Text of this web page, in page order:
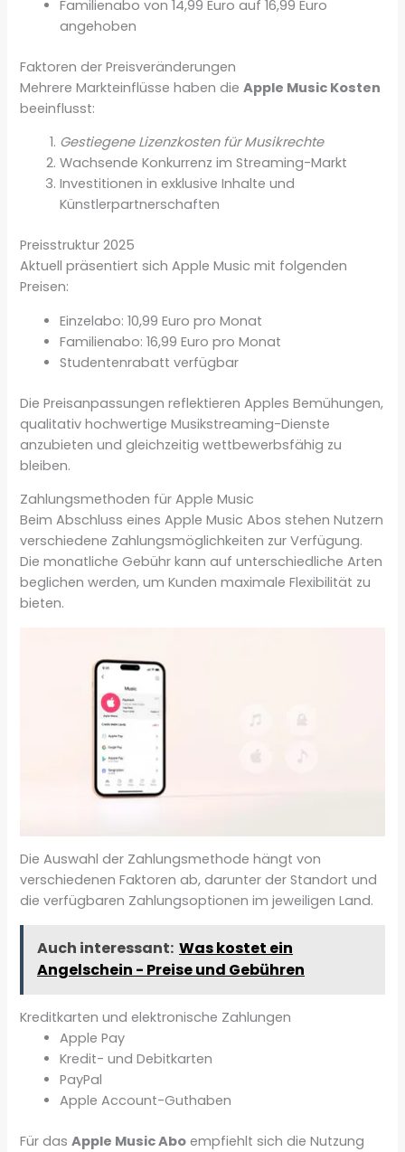
Familienabo von 14,99 Euro auf 16,99 Euro
angehoben
Faktoren der Preisveränderungen
Mehrere Markteinflüsse haben dieApple Music Kosten
beeinflusst:
Gestiegene Lizenzkosten für Musikrechte
Wachsende Konkurrenz im Streaming-Markt
Investitionen in exklusive Inhalte und
Künstlerpartnerschaften
Preisstruktur 2025
Aktuell präsentiert sich Apple Music mit folgenden
Preisen:
Einzelabo: 10,99 Euro pro Monat
Familienabo: 16,99 Euro pro Monat
Studentenrabatt verfügbar
Die Preisanpassungen reflektieren Apples Bemühungen,
qualitativ hochwertige Musikstreaming-Dienste
anzubieten und gleichzeitig wettbewerbsfähig zu
bleiben.
Zahlungsmethoden für Apple Music
Beim Abschluss eines Apple Music Abos stehen Nutzern
verschiedene Zahlungsmöglichkeiten zur Verfügung.
Die monatliche Gebühr kann auf unterschiedliche Arten
beglichen werden, um Kunden maximale Flexibilität zu
bieten.
Die Auswahl der Zahlungsmethode hängt von
verschiedenen Faktoren ab, darunter der Standort und
die verfügbaren Zahlungsoptionen im jeweiligen Land.
Auch interessant: Was kostet ein
Angelschein - Preise und Gebühren
Kreditkarten und elektronische Zahlungen
Apple Pay
Kredit- und Debitkarten
PayPal
Apple Account-Guthaben
Für dasApple Music Abo empfiehlt sich die Nutzung